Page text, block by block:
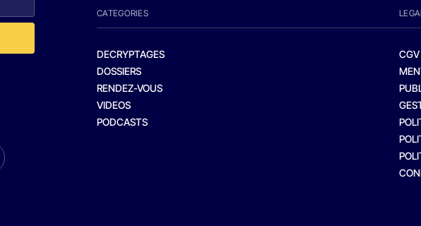
CATEGORIES
DECRYPTAGES
DOSSIERS
RENDEZ-VOUS
VIDEOS
PODCASTS
CGV